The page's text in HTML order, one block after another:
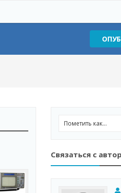
Пометить как...
Связаться с